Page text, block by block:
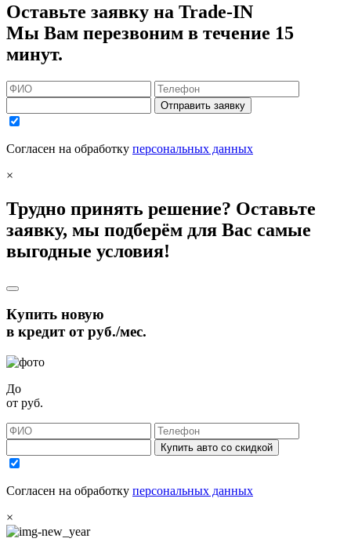
Оставьте заявку на Trade-IN
Мы Вам перезвоним в течение 15
минут.
Отправить заявку
Согласен на обработку персональных данных
×
Трудно принять решение? Оставьте
заявку, мы подберём для Вас самые
выгодные условия!
Купить новую
в кредит отруб./мес.
До
от руб.
Купить авто со скидкой
Согласен на обработку персональных данных
×